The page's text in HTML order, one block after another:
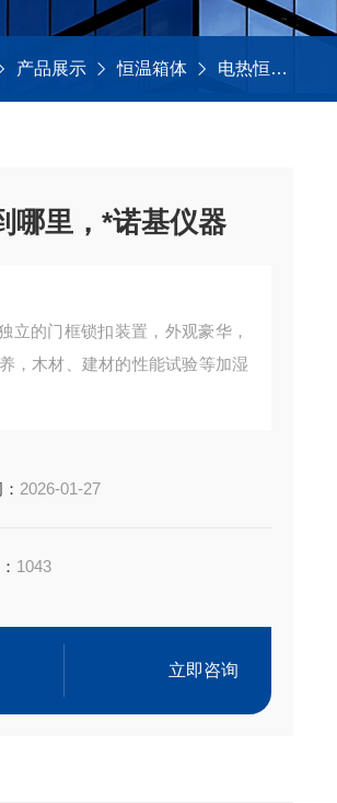
产品展示 恒温箱体 电热恒温培养箱
哪里，*诺基仪器
立的门框锁扣装置，外观豪华，
，木材、建材的性能试验等加湿
2026-01-27
1043
立即咨询